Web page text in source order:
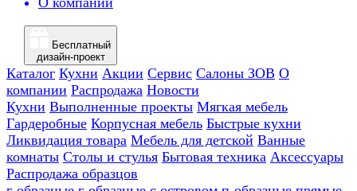
Бесплатный
дизайн-проект
Каталог Кухни Акции Сервис Салоны ЗОВ О
компании Распродажа Новости
Кухни Выполненные проекты Мягкая мебель
Гардеробные Корпусная мебель Быстрые кухни
Ликвидация товара Мебель для детской Ванные
комнаты Столы и стулья Бытовая техника Аксессуары
Распродажа образцов